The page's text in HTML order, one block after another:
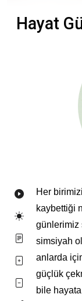
Hayat
Her
kaybettiği
günlerimiz
simsiyah
anlarda
güçlük
bile